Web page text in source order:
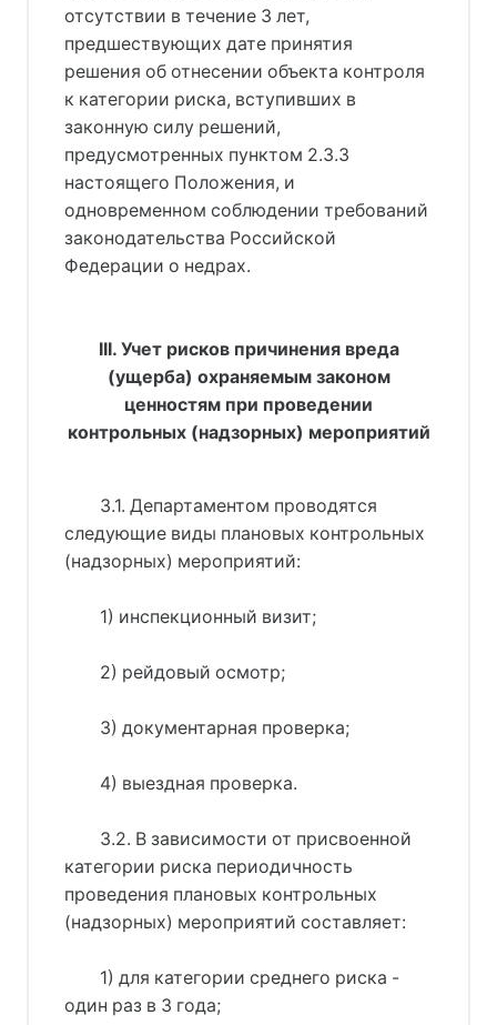
отсутствии в течение 3 лет,
предшествующих дате принятия
решения об отнесении объекта контроля
к категории риска, вступивших в
законную силу решений,
предусмотренных пунктом 2.3.3
настоящего Положения, и
одновременном соблюдении требований
законодательства Российской
Федерации о недрах.
III. Учет рисков причинения вреда
(ущерба) охраняемым законом
ценностям при проведении
контрольных (надзорных) мероприятий
3.1. Департаментом проводятся
следующие виды плановых контрольных
(надзорных) мероприятий:
1) инспекционный визит;
2) рейдовый осмотр;
3) документарная проверка;
4) выездная проверка.
3.2. В зависимости от присвоенной
категории риска периодичность
проведения плановых контрольных
(надзорных) мероприятий составляет:
1) для категории среднего риска -
один раз в 3 года;